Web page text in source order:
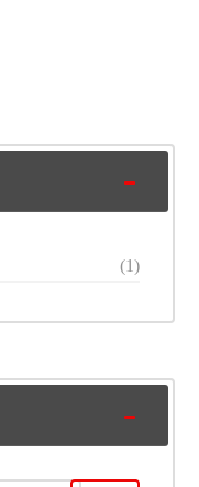
(1)